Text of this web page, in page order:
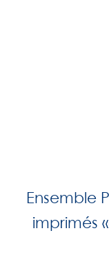
Ensemble
imprimés